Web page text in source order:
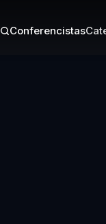
Conferencistas